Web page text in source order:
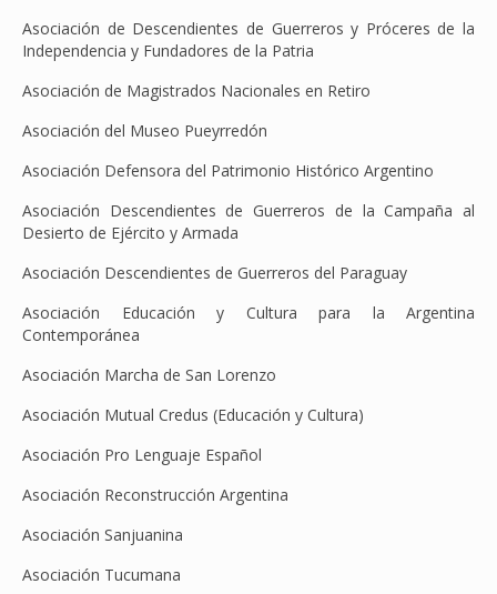
Asociación de Descendientes de Guerreros y Próceres de la
Independencia y Fundadores de la Patria
Asociación de Magistrados Nacionales en Retiro
Asociación del Museo Pueyrredón
Asociación Defensora del Patrimonio Histórico Argentino
Asociación Descendientes de Guerreros de la Campaña al
Desierto de Ejército y Armada
Asociación Descendientes de Guerreros del Paraguay
Asociación Educación y Cultura para la Argentina
Contemporánea
Asociación Marcha de San Lorenzo
Asociación Mutual Credus (Educación y Cultura)
Asociación Pro Lenguaje Español
Asociación Reconstrucción Argentina
Asociación Sanjuanina
Asociación Tucumana